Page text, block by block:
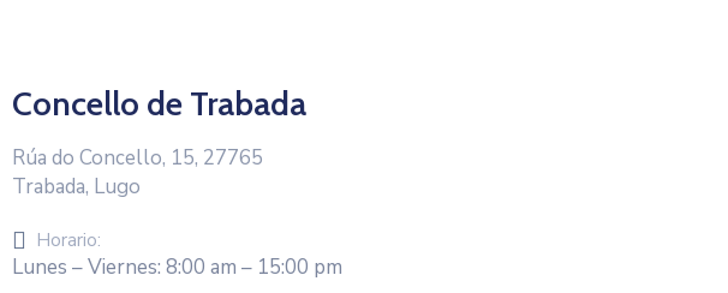
Concello de Trabada
Rúa do Concello, 15, 27765
Trabada, Lugo
Horario:
Lunes – Viernes: 8:00 am – 15:00 pm